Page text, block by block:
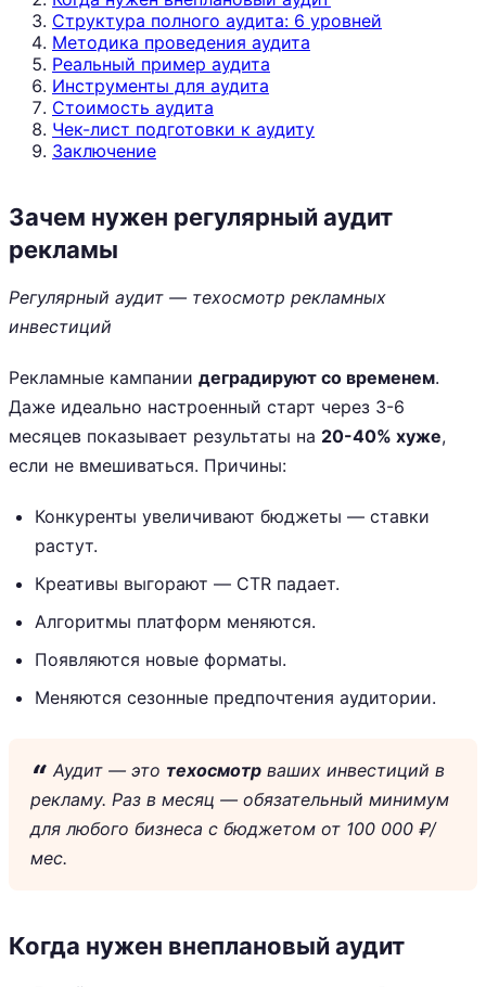
Структура полного аудита: 6 уровней
Методика проведения аудита
Реальный пример аудита
Инструменты для аудита
Стоимость аудита
Чек-лист подготовки к аудиту
Заключение
Зачем нужен регулярный аудит
рекламы
Регулярный аудит — техосмотр рекламных
инвестиций
Рекламные кампании деградируют со временем.
Даже идеально настроенный старт через 3-6
месяцев показывает результаты на 20-40% хуже,
если не вмешиваться. Причины:
Конкуренты увеличивают бюджеты — ставки
растут.
Креативы выгорают — CTR падает.
Алгоритмы платформ меняются.
Появляются новые форматы.
Меняются сезонные предпочтения аудитории.
Аудит — это техосмотр ваших инвестиций в
рекламу. Раз в месяц — обязательный минимум
для любого бизнеса с бюджетом от 100 000 ₽/
мес.
Когда нужен внеплановый аудит